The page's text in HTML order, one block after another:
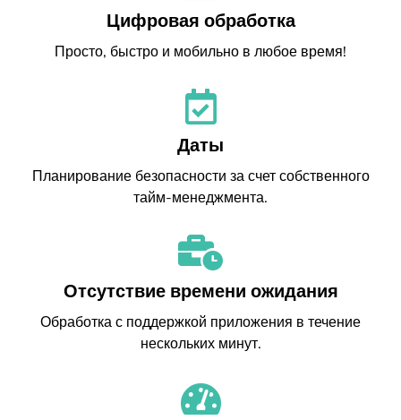
Цифровая обработка
Просто, быстро и мобильно в любое время!
Даты
Планирование безопасности за счет собственного
тайм-менеджмента.
Отсутствие времени ожидания
Обработка с поддержкой приложения в течение
нескольких минут.